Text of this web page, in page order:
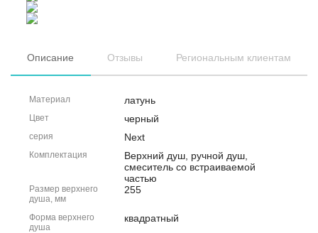
Описание Отзывы Региональным клиентам
Материал латунь
Цвет черный
серия Next
Комплектация
Верхний душ, ручной душ,
смеситель со встраиваемой
частью
Размер верхнего
душа, мм
255
Форма верхнего
душа
квадратный